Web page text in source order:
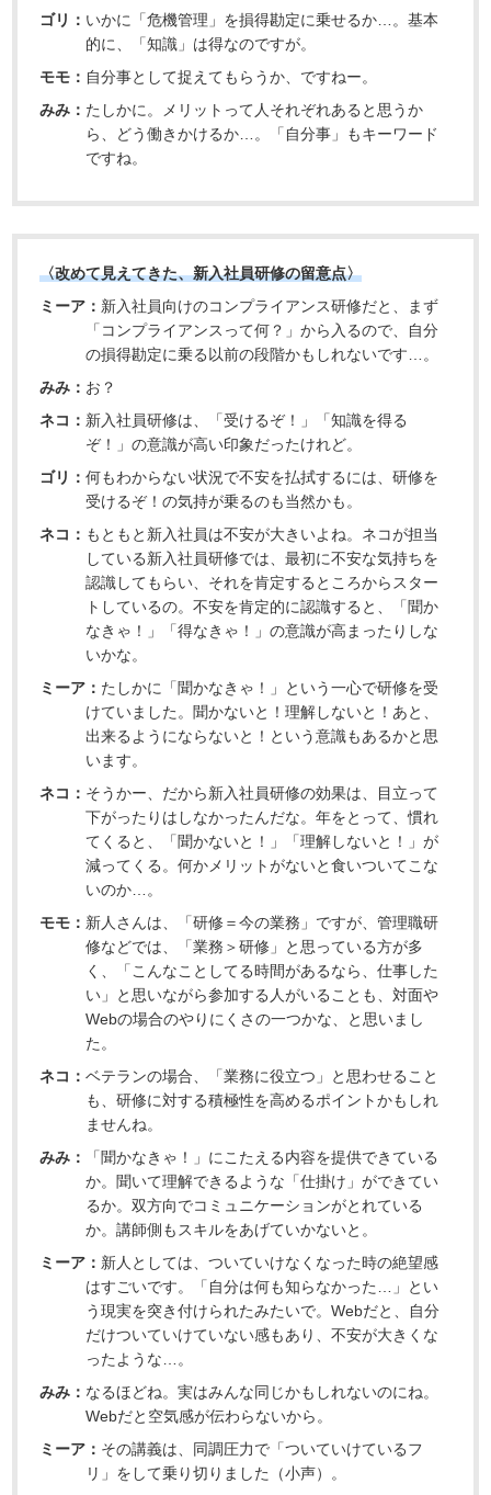
ゴリ： いかに「危機管理」を損得勘定に乗せるか…。基本
的に、「知識」は得なのですが。
モモ： 自分事として捉えてもらうか、ですねー。
みみ： たしかに。メリットって人それぞれあると思うか
ら、どう働きかけるか…。「自分事」もキーワード
ですね。
〈改めて見えてきた、新入社員研修の留意点〉
ミーア： 新入社員向けのコンプライアンス研修だと、まず
「コンプライアンスって何？」から入るので、自分
の損得勘定に乗る以前の段階かもしれないです…。
みみ： お？
ネコ： 新入社員研修は、「受けるぞ！」「知識を得る
ぞ！」の意識が高い印象だったけれど。
ゴリ：何もわからない状況で不安を払拭するには、研修を
受けるぞ！の気持が乗るのも当然かも。
ネコ： もともと新入社員は不安が大きいよね。ネコが担当
している新入社員研修では、最初に不安な気持ちを
認識してもらい、それを肯定するところからスター
トしているの。不安を肯定的に認識すると、「聞か
なきゃ！」「得なきゃ！」の意識が高まったりしな
いかな。
ミーア： たしかに「聞かなきゃ！」という一心で研修を受
けていました。聞かないと！理解しないと！あと、
出来るようにならないと！という意識もあるかと思
います。
ネコ： そうかー、だから新入社員研修の効果は、目立って
下がったりはしなかったんだな。年をとって、慣れ
てくると、「聞かないと！」「理解しないと！」が
減ってくる。何かメリットがないと食いついてこな
いのか…。
モモ： 新人さんは、「研修＝今の業務」ですが、管理職研
修などでは、「業務＞研修」と思っている方が多
く、「こんなことしてる時間があるなら、仕事した
い」と思いながら参加する人がいることも、対面や
Webの場合のやりにくさの一つかな、と思いまし
た。
ネコ：ベテランの場合、「業務に役立つ」と思わせること
も、研修に対する積極性を高めるポイントかもしれ
ませんね。
みみ：
「聞かなきゃ！」にこたえる内容を提供できている
か。聞いて理解できるような「仕掛け」ができてい
るか。双方向でコミュニケーションがとれている
か。講師側もスキルをあげていかないと。
ミーア： 新人としては、ついていけなくなった時の絶望感
はすごいです。「自分は何も知らなかった…」とい
う現実を突き付けられたみたいで。Webだと、自分
だけついていけていない感もあり、不安が大きくな
ったような…。
みみ： なるほどね。実はみんな同じかもしれないのにね。
Webだと空気感が伝わらないから。
ミーア： その講義は、同調圧力で「ついていけているフ
リ」をして乗り切りました（小声）。